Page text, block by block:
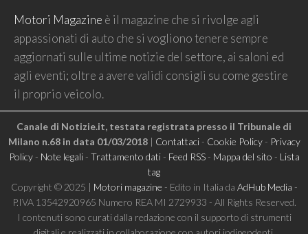
Motori Magazine è il magazine che si rivolge agli
appassionati di auto che si vogliono tenere sempre
aggiornati sulle ultime notizie del settore, ai saloni ed
agli eventi; oltre a avere validi consigli su come gestire
il proprio veicolo.
Canale di Notizie.it, testata registrata presso il Tribunale di
Milano n.68 in data 01/03/2018| Contattaci- Cookie Policy- Privacy
Policy- Note legali- Trattamento dati- Feed RSS- Mappa del sito - Lista
tag
Copyright © 2025 | Motori magazine - Edito in Italia da AdHub Media -
P.IVA 13542920965 Numero REA MI 2729933 - All Rights Reserved.
I contenuti sono curati dalla redazione con il supporto di strumenti